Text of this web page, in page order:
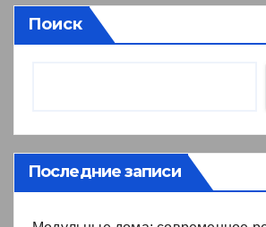
Поиск
Последние записи